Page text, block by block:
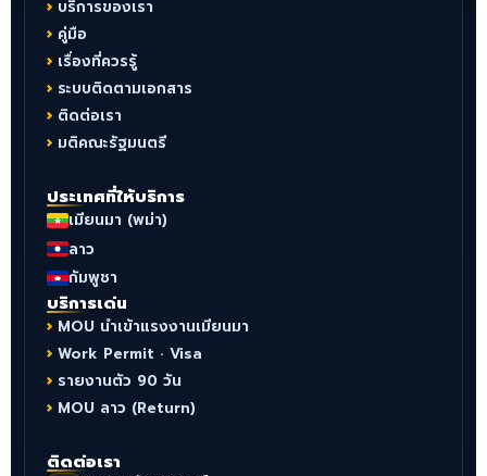
บริการของเรา
คู่มือ
เรื่องที่ควรรู้
ระบบติดตามเอกสาร
ติดต่อเรา
มติคณะรัฐมนตรี
ประเทศที่ให้บริการ
เมียนมา (พม่า)
ลาว
กัมพูชา
บริการเด่น
MOU นำเข้าแรงงานเมียนมา
Work Permit · Visa
รายงานตัว 90 วัน
MOU ลาว (Return)
ติดต่อเรา